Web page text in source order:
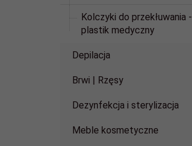
Kolczyki do przekłuwania -
plastik medyczny
Depilacja
Brwi | Rzęsy
Dezynfekcja i sterylizacja
Meble kosmetyczne